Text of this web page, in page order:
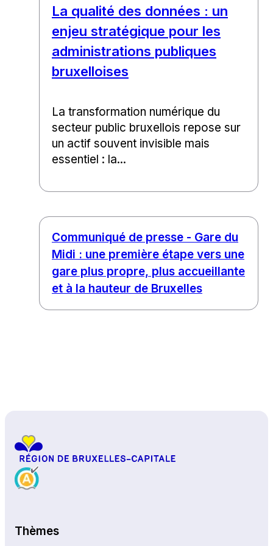
La qualité des données : un
enjeu stratégique pour les
administrations publiques
bruxelloises
La transformation numérique du
secteur public bruxellois repose sur
un actif souvent invisible mais
essentiel : la...
Communiqué de presse - Gare du
Midi : une première étape vers une
gare plus propre, plus accueillante
et à la hauteur de Bruxelles
Thèmes